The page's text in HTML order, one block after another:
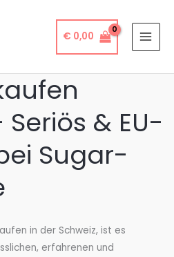
€ 0,00
& EU-
Sugar-
in der Schweiz, ist es
erfahrenen und